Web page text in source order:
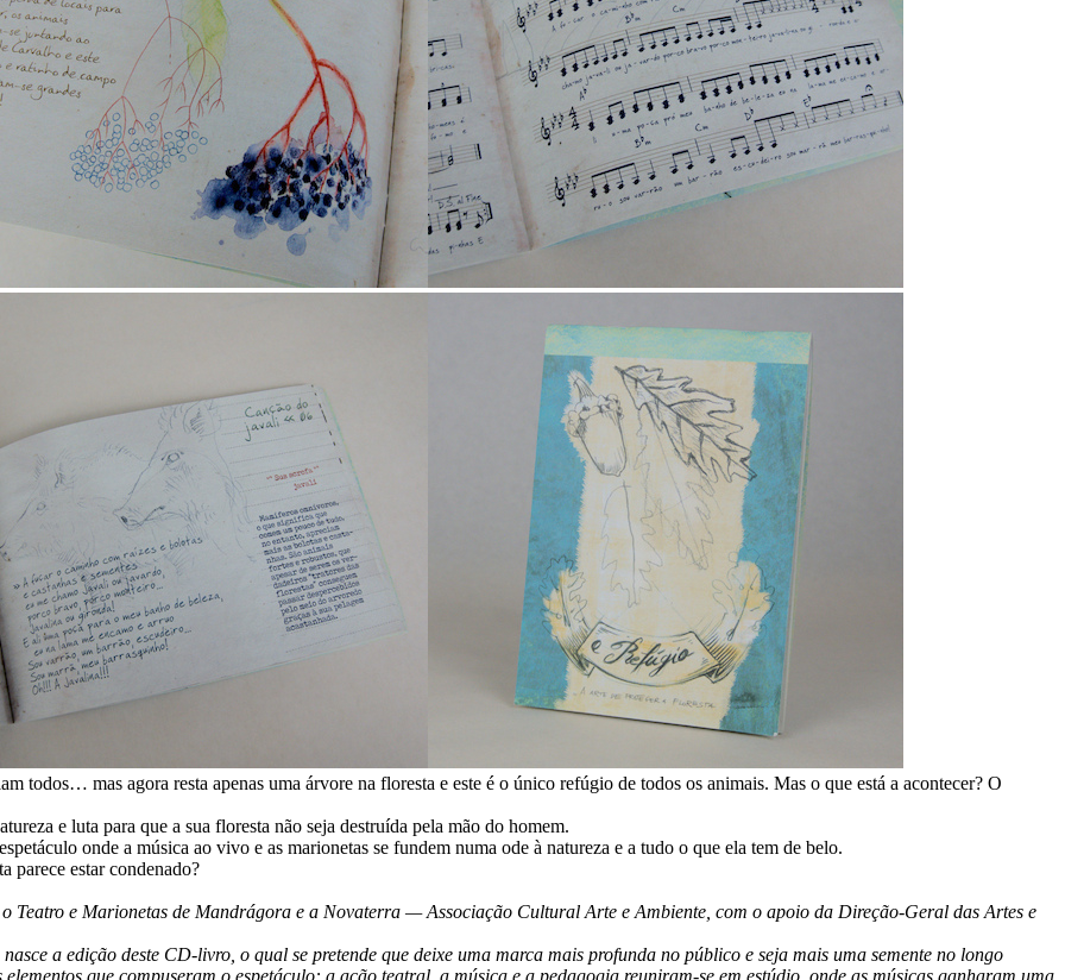
todos… mas agora resta apenas uma árvore na floresta e este é o único refúgio de todos os animais. Mas o que está a acontecer? O
e luta para que a sua floresta não seja destruída pela mão do homem.
onde a música ao vivo e as marionetas se fundem numa ode à natureza e a tudo o que ela tem de belo.
parece estar condenado?
Teatro e Marionetas de Mandrágora e a Novaterra — Associação Cultural Arte e Ambiente, com o apoio da Direção-Geral das Artes e
a edição deste CD-livro, o qual se pretende que deixe uma marca mais profunda no público e seja mais uma semente no longo
que compuseram o espetáculo: a ação teatral, a música e a pedagogia reuniram-se em estúdio, onde as músicas ganharam uma